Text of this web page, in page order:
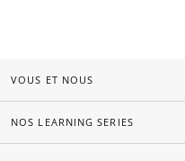
VOUS ET NOUS
NOS LEARNING SERIES